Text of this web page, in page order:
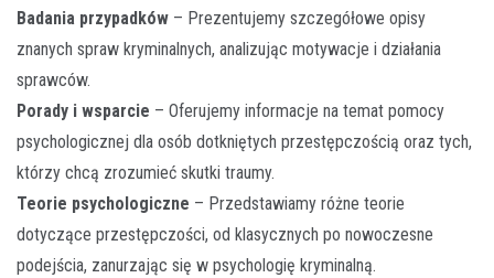
Badania przypadków – Prezentujemy szczegółowe opisy
znanych spraw kryminalnych, analizując motywacje i działania
sprawców.
Porady i wsparcie – Oferujemy informacje na temat pomocy
psychologicznej dla osób dotkniętych przestępczością oraz tych,
którzy chcą zrozumieć skutki traumy.
Teorie psychologiczne – Przedstawiamy różne teorie
dotyczące przestępczości, od klasycznych po nowoczesne
podejścia, zanurzając się w psychologię kryminalną.